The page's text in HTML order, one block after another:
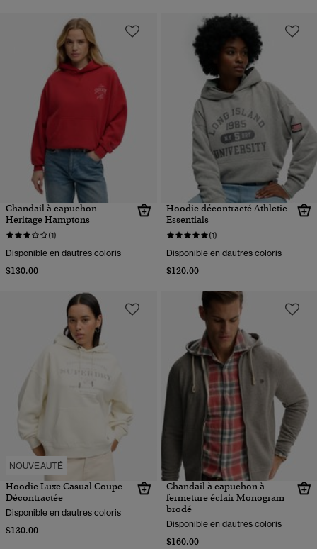
Chandail à capuchon
Heritage Hamptons
(1)
Disponible en dautres coloris
$130.00
Hoodie décontracté Athletic
Essentials
(1)
Disponible en dautres coloris
$120.00
NOUVEAUTÉ
Hoodie Luxe Casual Coupe
Décontractée
Disponible en dautres coloris
$130.00
Chandail à capuchon à
fermeture éclair Monogram
brodé
Disponible en dautres coloris
$160.00